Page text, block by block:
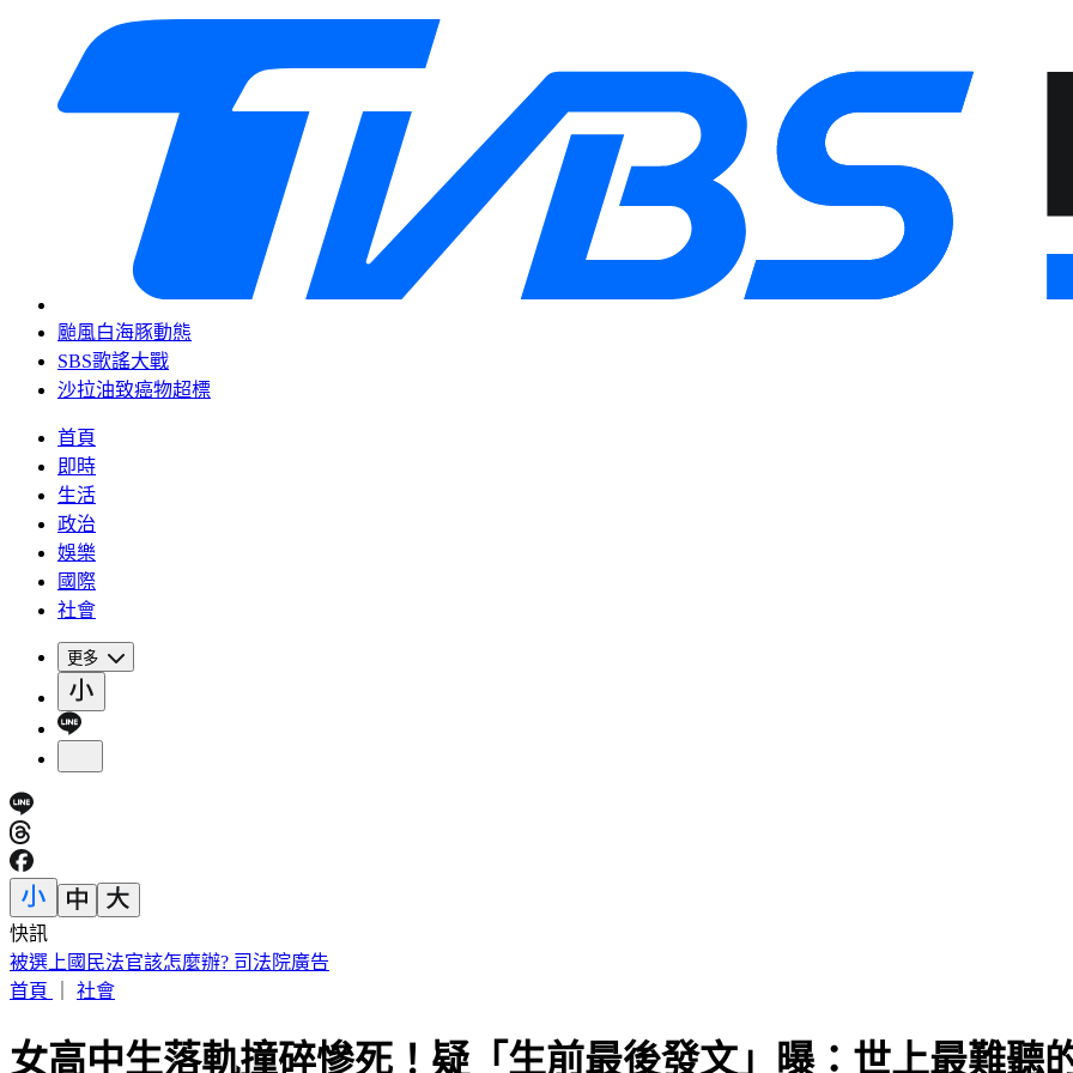
颱風白海豚動態
SBS歌謠大戰
沙拉油致癌物超標
首頁
即時
生活
政治
娛樂
國際
社會
更多
快訊
白海豚海警範圍擴大！全台炸「紫爆致災雨」這2天下最猛
首頁
社會
女高中生落軌撞碎慘死！疑「生前最後發文」曝：世上最難聽